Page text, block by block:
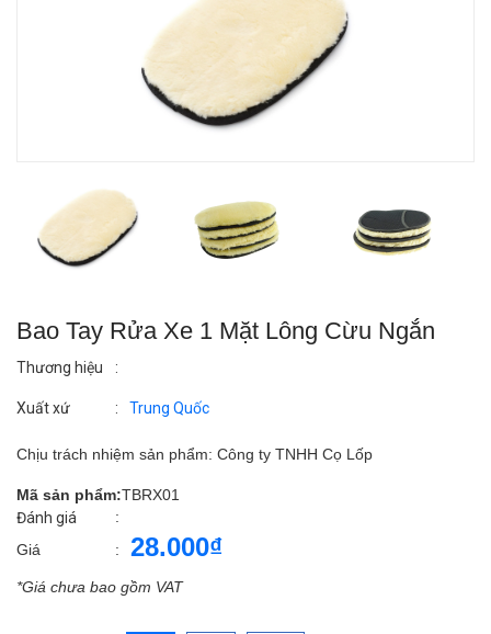
Bao Tay Rửa Xe 1 Mặt Lông Cừu Ngắn
Thương hiệu :
Xuất xứ : Trung Quốc
Chịu trách nhiệm sản phẩm: Công ty TNHH Cọ Lốp
Mã sản phẩm:TBRX01
Đánh giá
:
Giá
: 28.000₫
*Giá chưa bao gồm VAT